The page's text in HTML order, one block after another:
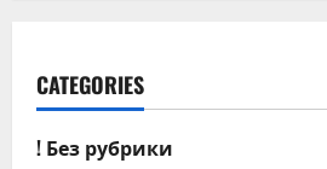
CATEGORIES
! Без рубрики